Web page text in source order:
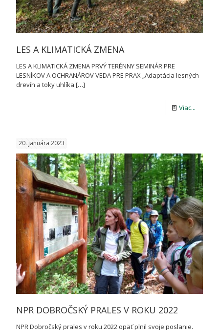
LES A KLIMATICKÁ ZMENA
LES A KLIMATICKÁ ZMENA PRVÝ TERÉNNY SEMINÁR PRE
LESNÍKOV A OCHRANÁROV VEDA PRE PRAX „Adaptácia lesných
drevín a toky uhlíka […]
Viac...
ZMENA
20. januára 2023
NPR DOBROČSKÝ PRALES V ROKU 2022
NPR Dobročský prales v roku 2022 opäť plnil svoje poslanie.